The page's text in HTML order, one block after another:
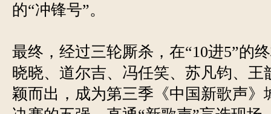
的“冲锋号”。
最终，经过三轮厮杀，在“10进5”的
晓晓、道尔吉、冯任笑、苏凡钧、王
颖而出，成为第三季《中国新歌声》